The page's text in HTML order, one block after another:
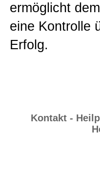
Impressum
Homöopathie
ermöglicht dem
eine Kontrolle
Erfolg.
Kontakt -